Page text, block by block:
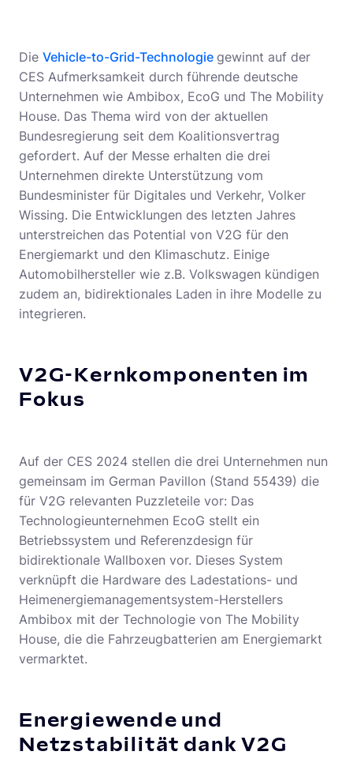
Die Vehicle-to-Grid-Technologie gewinnt auf der
CES Aufmerksamkeit durch führende deutsche
Unternehmen wie Ambibox, EcoG und The Mobility
House. Das Thema wird von der aktuellen
Bundesregierung seit dem Koalitionsvertrag
gefordert. Auf der Messe erhalten die drei
Unternehmen direkte Unterstützung vom
Bundesminister für Digitales und Verkehr, Volker
Wissing. Die Entwicklungen des letzten Jahres
unterstreichen das Potential von V2G für den
Energiemarkt und den Klimaschutz. Einige
Automobilhersteller wie z.B. Volkswagen kündigen
zudem an, bidirektionales Laden in ihre Modelle zu
integrieren.
V2G-Kernkomponenten im
Fokus
Auf der CES 2024 stellen die drei Unternehmen nun
gemeinsam im German Pavillon (Stand 55439) die
für V2G relevanten Puzzleteile vor: Das
Technologieunternehmen EcoG stellt ein
Betriebssystem und Referenzdesign für
bidirektionale Wallboxen vor. Dieses System
verknüpft die Hardware des Ladestations- und
Heimenergiemanagementsystem-Herstellers
Ambibox mit der Technologie von The Mobility
House, die die Fahrzeugbatterien am Energiemarkt
vermarktet.
Energiewende und
Netzstabilität dank V2G